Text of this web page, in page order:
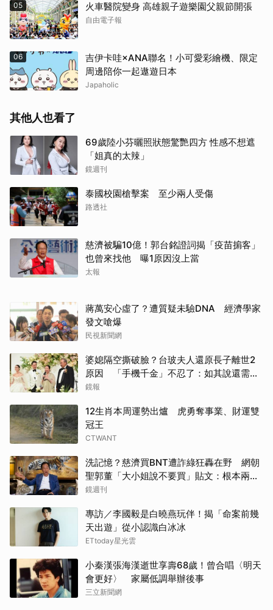
05 火車醫院變身 高雄親子遊樂園父親節開張
自由電子報
06
吉伊卡哇×ANA聯名！小可愛彩繪機、限定
周邊陪你一起遨遊日本
Japaholic
其他人也看了
69歲陸小芬曬照狀態驚艷四方 性感不想遮
「姐真的太辣」
鏡週刊
泰國校園槍擊案 至少兩人受傷
路透社
慈濟被騙10億！郭台銘證詞揭「疫苗掮客」
也曾來找他 曝1原因沒上當
太報
蔣萬安心虛了？遭質疑未驗DNA 經濟學家
發文嗆爆
民視新聞網
婆媳隔空撕破臉？台玻夫人還原長子離世2
原因 「手機千金」不忍了：如其說還需要
離開嗎？
鏡報
12生肖本周運勢出爐 虎勇奪事業、財運雙
冠王
CTWANT
洗記憶？慈濟買BNT遭詐綠狂轟在野 網朝
聖郭董「大小姐說不要買」貼文：根本兩碼
事
鏡週刊
專訪／李國毅是白曉燕玩伴！揭「命案前幾
天出遊」從小認識白冰冰
ETtoday星光雲
小秦漢張海漢逝世享壽68歲！曾合唱〈明天
會更好〉 家屬低調舉辦後事
三立新聞網